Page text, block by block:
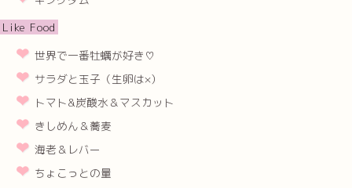
Like Food
世界で一番牡蠣が好き♡
サラダと玉子（生卵は×）
トマト&炭酸水＆マスカット
きしめん＆蕎麦
海老＆レバー
ちょこっとの量